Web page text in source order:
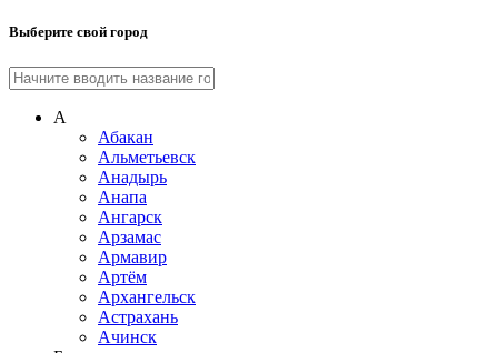
Выберите свой город
А
Абакан
Альметьевск
Анадырь
Анапа
Ангарск
Арзамас
Армавир
Артём
Архангельск
Астрахань
Ачинск